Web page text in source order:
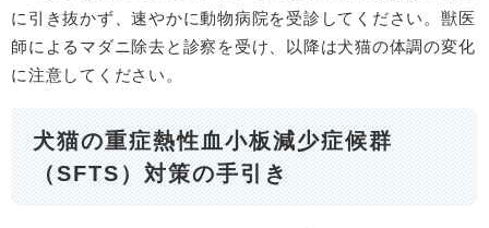
に引き抜かず、速やかに動物病院を受診してください。獣医
師によるマダニ除去と診察を受け、以降は犬猫の体調の変化
に注意してください。
犬猫の重症熱性血小板減少症候群
（SFTS）対策の手引き